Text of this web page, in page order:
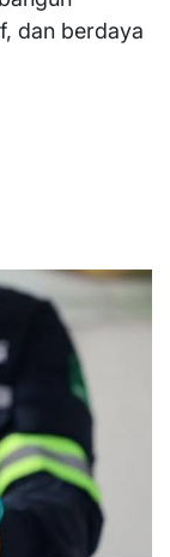
dan berdaya